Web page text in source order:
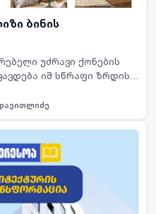
ბინის
უძრავი ქონების
იმ სწრაფი ზრდის
პირველი ნაბიჯია.